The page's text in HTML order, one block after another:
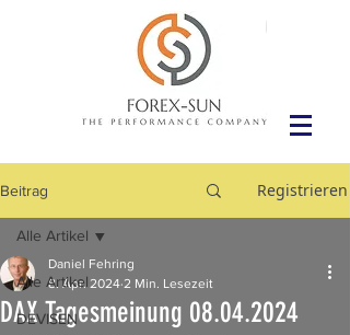
Beitrag Registrieren
Alle Artikel
DEVISEN
Alle Artikel
DAX Tagesmeinung 08.04.2024
Daniel Fehring
8. Apr. 2024 2 Min. Lesezeit